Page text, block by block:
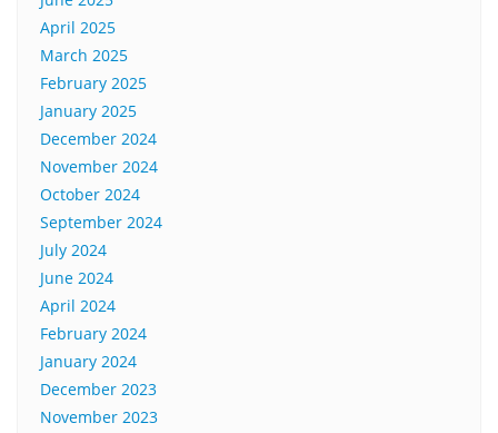
April 2025
March 2025
February 2025
January 2025
December 2024
November 2024
October 2024
September 2024
July 2024
June 2024
April 2024
February 2024
January 2024
December 2023
November 2023